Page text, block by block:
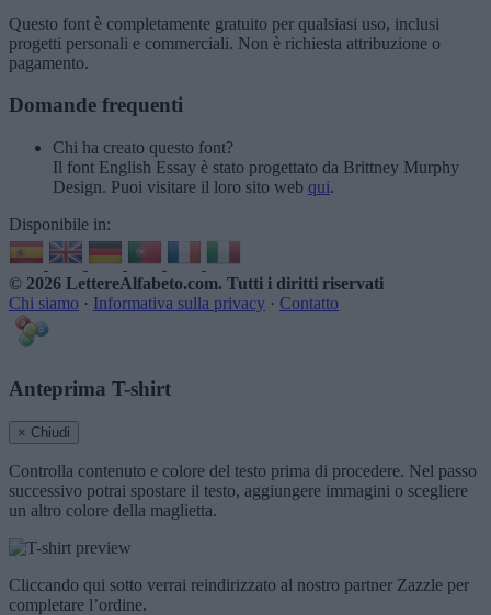
Questo font è completamente gratuito per qualsiasi uso, inclusi
progetti personali e commerciali. Non è richiesta attribuzione o
pagamento.
Domande frequenti
Chi ha creato questo font?
Il font English Essay è stato progettato da Brittney Murphy
Design. Puoi visitare il loro sito web qui.
Disponibile in:
© 2026 LettereAlfabeto.com. Tutti i diritti riservati
Chi siamo · Informativa sulla privacy · Contatto
Anteprima T-shirt
× Chiudi
Controlla contenuto e colore del testo prima di procedere. Nel passo
successivo potrai spostare il testo, aggiungere immagini o scegliere
un altro colore della maglietta.
Cliccando qui sotto verrai reindirizzato al nostro partner Zazzle per
completare l’ordine.